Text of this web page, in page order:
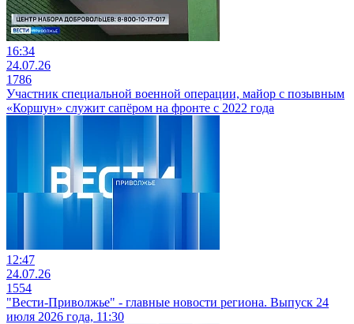
16:34
24.07.26
1786
Участник специальной военной операции, майор с позывным
«Коршун» служит сапёром на фронте с 2022 года
12:47
24.07.26
1554
"Вести-Приволжье" - главные новости региона. Выпуск 24
июля 2026 года, 11:30